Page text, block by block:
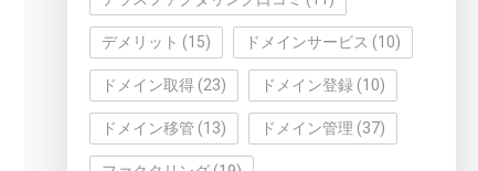
デメリット (15) ドメインサービス (10)
ドメイン取得(23) ドメイン登録 (10)
ドメイン移管 (13) ドメイン管理 (37)